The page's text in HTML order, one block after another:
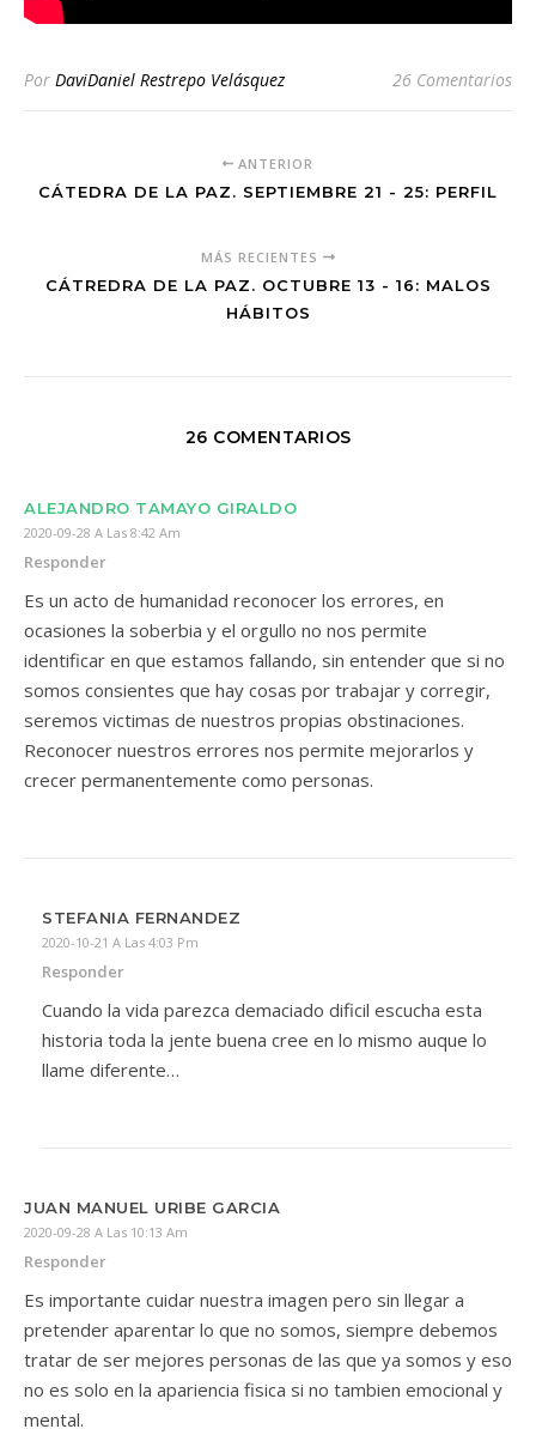
Por DaviDaniel Restrepo Velásquez 26 Comentarios
ANTERIOR
CÁTEDRA DE LA PAZ. SEPTIEMBRE 21 - 25: PERFIL
MÁS RECIENTES
CÁTREDRA DE LA PAZ. OCTUBRE 13 - 16: MALOS
HÁBITOS
26 COMENTARIOS
ALEJANDRO TAMAYO GIRALDO
2020-09-28 A Las 8:42 Am
Responder
Es un acto de humanidad reconocer los errores, en
ocasiones la soberbia y el orgullo no nos permite
identificar en que estamos fallando, sin entender que si no
somos consientes que hay cosas por trabajar y corregir,
seremos victimas de nuestros propias obstinaciones.
Reconocer nuestros errores nos permite mejorarlos y
crecer permanentemente como personas.
STEFANIA FERNANDEZ
2020-10-21 A Las 4:03 Pm
Responder
Cuando la vida parezca demaciado dificil escucha esta
historia toda la jente buena cree en lo mismo auque lo
llame diferente…
JUAN MANUEL URIBE GARCIA
2020-09-28 A Las 10:13 Am
Responder
Es importante cuidar nuestra imagen pero sin llegar a
pretender aparentar lo que no somos, siempre debemos
tratar de ser mejores personas de las que ya somos y eso
no es solo en la apariencia fisica si no tambien emocional y
mental.